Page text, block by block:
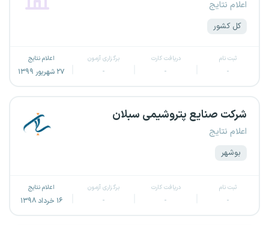
اعلام نتایج
کل کشور
ثبت نام
-
دریافت کارت
-
برگزاری آزمون
-
اعلام نتایج
۲۷ شهریور ۱۳۹۹
شرکت صنایع پتروشیمی سبلان
اعلام نتایج
بوشهر
ثبت نام
-
دریافت کارت
-
برگزاری آزمون
-
اعلام نتایج
۱۶ خرداد ۱۳۹۸